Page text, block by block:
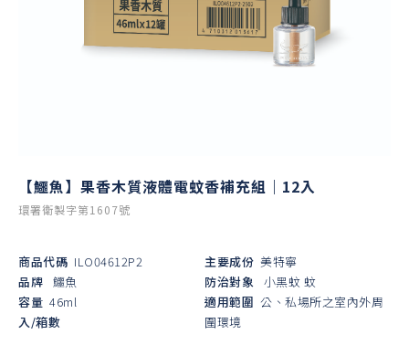
【鱷魚】果香木質液體電蚊香補充組｜12入
環署衛製字第1607號
商品代碼 ILO04612P2
品牌 鱷魚
容量 46ml
入/箱數
主要成份 美特寧
防治對象 小黑蚊 蚊
適用範圍 公、私場所之室內外周
圍環境